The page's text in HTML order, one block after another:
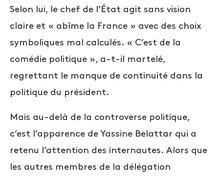
Selon lui, le chef de l’État agit sans vision
claire et « abîme la France » avec des choix
symboliques mal calculés. « C’est de la
comédie politique », a-t-il martelé,
regrettant le manque de continuité dans la
politique du président.
Mais au-delà de la controverse politique,
c’est l’apparence de Yassine Belattar qui a
retenu l’attention des internautes. Alors que
les autres membres de la délégation